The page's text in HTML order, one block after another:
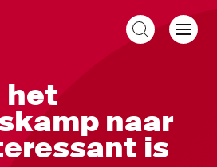
het
naar
is